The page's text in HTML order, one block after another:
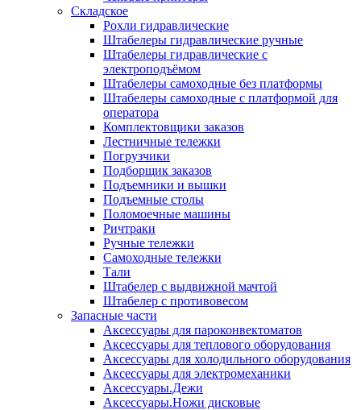
Складское
Рохли гидравлические
Штабелеры гидравлические ручные
Штабелеры гидравлические с
электроподъёмом
Штабелеры самоходные без платформы
Штабелеры самоходные с платформой для
оператора
Комплектовщики заказов
Лестничные тележки
Погрузчики
Подборщик заказов
Подъемники и вышки
Подъемные столы
Поломоечные машины
Ричтраки
Ручные тележки
Самоходные тележки
Тали
Штабелер с выдвижной мачтой
Штабелер с противовесом
Запасные части
Аксессуары для пароконвектоматов
Аксессуары для теплового оборудования
Аксессуары для холодильного оборудования
Аксессуары для электромеханики
Аксессуары.Дежи
Аксессуары.Ножи дисковые